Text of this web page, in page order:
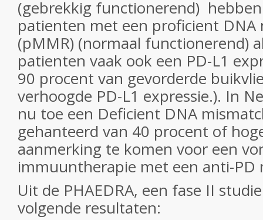
(gebrekkig functionerend)
patienten met een proficient DNA
(pMMR) (normaal functionerend)
patienten vaak ook een PD-L1
90 procent van gevorderde
verhoogde PD-L1 expressie.). In
nu toe een Deficient DNA
gehanteerd van 40 procent of
aanmerking te komen voor een
immuuntherapie met een anti-PD
Uit de PHAEDRA, een fase II
volgende resultaten: